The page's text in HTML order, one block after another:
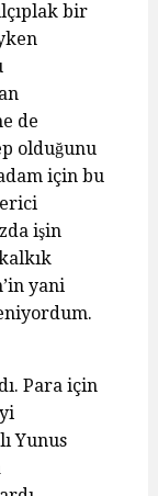
bir
de
olduğunu
için bu
işin
yani
Para için
Yunus